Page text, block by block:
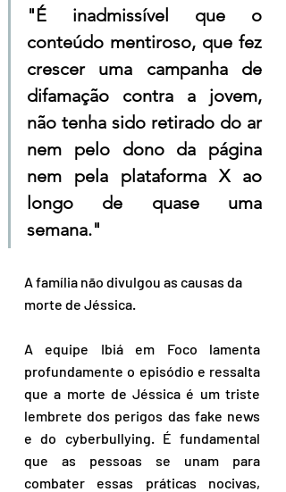
"É inadmissível que o
conteúdo mentiroso, que fez
crescer uma campanha de
difamação contra a jovem,
não tenha sido retirado do ar
nem pelo dono da página
nem pela plataforma X ao
longo de quase uma
semana."
A família não divulgou as causas da
morte de Jéssica.
A equipe Ibiá em Foco lamenta
profundamente o episódio e ressalta
que a morte de Jéssica é um triste
lembrete dos perigos das fake news
e do cyberbullying. É fundamental
que as pessoas se unam para
combater essas práticas nocivas,